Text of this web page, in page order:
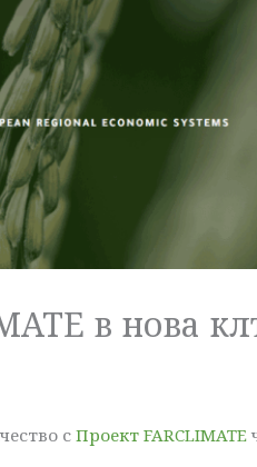
в нова
с Проект FARCLIMATE